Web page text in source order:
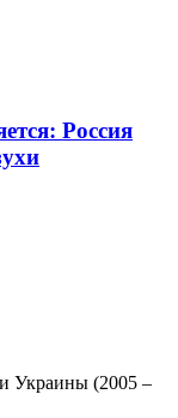
Россия
Украины (2005 –